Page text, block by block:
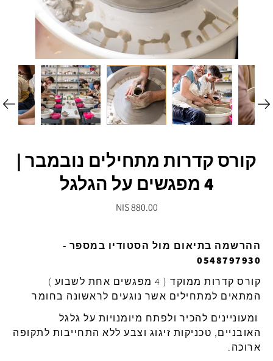
קורס קדרות מתחילים נובמבר |
4 מפגשים על הגלגל
880.00 NIS
ההרשמה בתיאום מול הסטודיו במספר -
0548797930
קורס קדרות ממוקד ( 4 מפגשים אחת לשבוע )
המתאים למתחילים אשר נוגעים לראשונה בחומר
ומעוניינים להכיר ולפתח מיומנויות על גלגל
האובניים, טכניקות זיגוג וצבע ללא התחייבות לתקופה
ארוכה.